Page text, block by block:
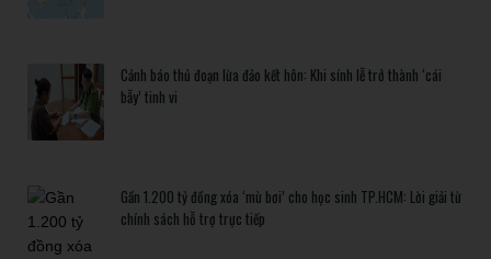
Cảnh báo thủ đoạn lừa đảo kết hôn: Khi sính lễ trở thành ‘cái
bẫy’ tinh vi
Gần 1.200 tỷ đồng xóa ‘mù bơi’ cho học sinh TP.HCM: Lời giải từ
chính sách hỗ trợ trực tiếp